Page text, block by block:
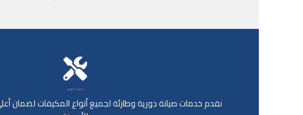
صيانة احترافية
نقدم خدمات صيانة دورية وطارئة لجميع أنواع المكيفات لضمان